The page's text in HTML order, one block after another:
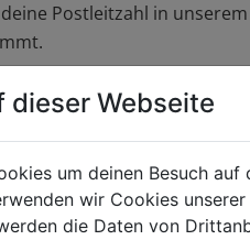
Postleitzahl in
dieser Webseite
um deinen Besuch auf
wir Cookies
die Daten von